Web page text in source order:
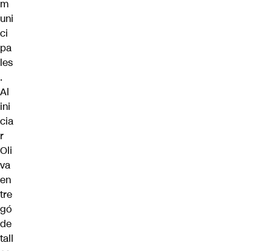
m
uni
ci
pa
les
.
Al
ini
cia
r
Oli
va
en
tre
gó
de
tall